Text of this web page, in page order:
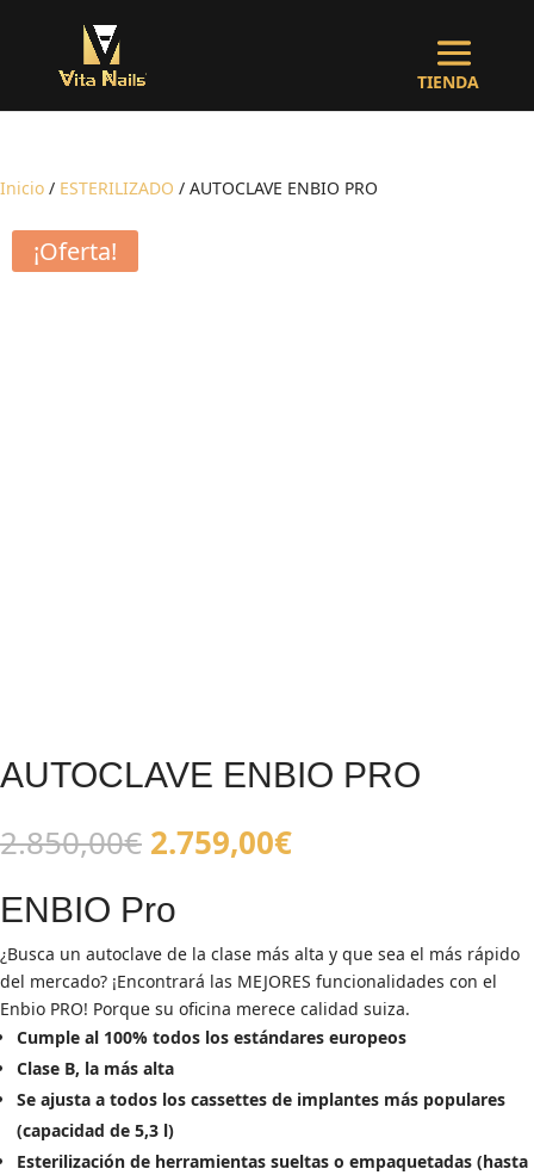
Inicio / ESTERILIZADO / AUTOCLAVE ENBIO PRO
¡Oferta!
AUTOCLAVE ENBIO PRO
2.850,00€ El
precio
original
era:
2.850,00€.
2.759,00€El
2.759,00€.
ENBIO Pro
¿Busca un autoclave de la clase más alta y que sea el más rápido
del mercado? ¡Encontrará las MEJORES funcionalidades con el
Enbio PRO! Porque su oficina merece calidad suiza.
Cumple al 100% todos los estándares europeos
Clase B, la más alta
Se ajusta a todos los cassettes de implantes más populares
(capacidad de 5,3 l)
Esterilización de herramientas sueltas o empaquetadas (hasta